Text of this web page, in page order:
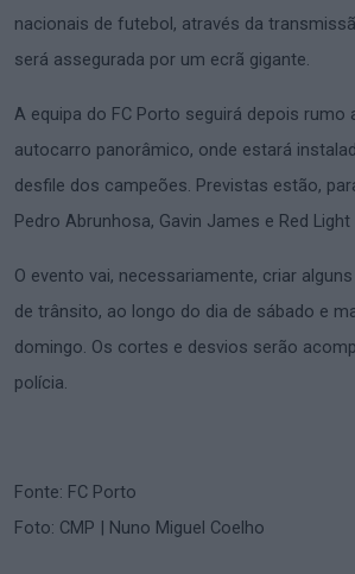
nacionais de futebol, através da
será assegurada por um ecrã gigante.
A equipa do FC Porto seguirá depois rumo
autocarro panorâmico, onde estará
desfile dos campeões. Previstas estão,
Pedro Abrunhosa, Gavin James e Red Light
O evento vai, necessariamente, criar
de trânsito, ao longo do dia de sábado e
domingo. Os cortes e desvios serão
polícia.
Fonte: FC Porto
Foto: CMP | Nuno Miguel Coelho